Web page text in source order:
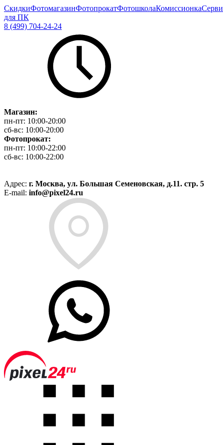
СкидкиФотомагазинФотопрокатФотошколаКомиссионка
для ПК
8 (499) 704-24-24
Магазин:
пн-пт: 10:00-20:00
сб-вс: 10:00-20:00
Фотопрокат:
пн-пт: 10:00-22:00
сб-вс: 10:00-22:00
Адрес: г. Москва, ул. Большая Семеновская, д.11. стр. 5
E-mail: info@pixel24.ru